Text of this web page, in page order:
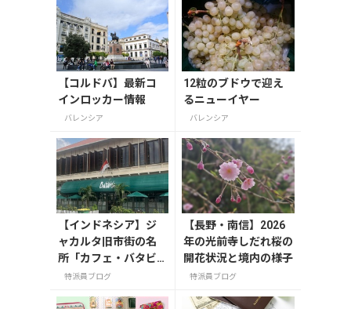
【コルドバ】最新コ
インロッカー情報
バレンシア
12粒のブドウで迎え
るニューイヤー
バレンシア
【インドネシア】ジ
ャカルタ旧市街の名
所「カフェ・バタビ
ア」で味わう特別な
特派員ブログ
【長野・南信】2026
年の光前寺しだれ桜の
開花状況と境内の様子
特派員ブログ